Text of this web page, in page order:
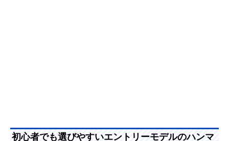
初心者でも選びやすいエントリーモデルのハンマ